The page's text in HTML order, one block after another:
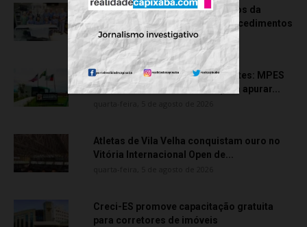
Rede hospitalar celebra seis anos da
cirurgia robótica com 1.845 procedimentos
quinta-feira, 6 de agosto de 2026
Transporte particular de pacientes: MPES
aciona Câmara de Anchieta para apurar...
Atletas de Vila Velha conquistam ouro no
Vitória Internacional Open de...
Creci-ES promove capacitação gratuita
para corretores de imóveis